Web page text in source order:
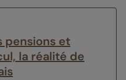
pensions et
la réalité de